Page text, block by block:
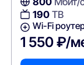
190ТВ
Wi-Fi
1 550 ₽/